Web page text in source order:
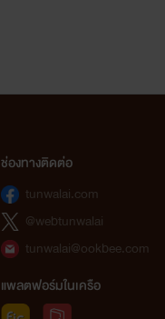
ช่องทางติดต่อ
tunwalai.com
@webtunwalai
tunwalai@ookbee.com
แพลตฟอร์มในเครือ